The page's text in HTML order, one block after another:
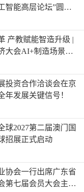
智能高层论坛”圆满
产教赋能智造升级 |
大会AI+制造场景落
办
投资合作洽谈会在京
年发展关键信号！
球2027第二届澳门国
招展正式启动
协会一行出席广东省
第七届会员大会主题